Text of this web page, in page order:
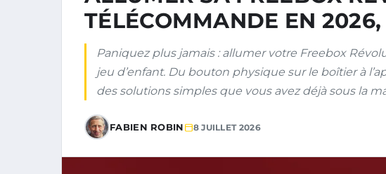
TÉLÉCOMMANDE EN 2026,
Paniquez plus jamais : allumer votre Freebox
jeu d’enfant. Du bouton physique sur le boîtier à
des solutions simples que vous avez déjà sous la
FABIEN ROBIN 8 JUILLET 2026